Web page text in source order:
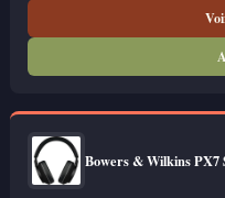
Bowers & Wilkins PX7